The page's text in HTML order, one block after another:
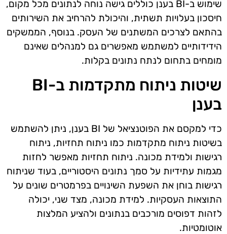
שימוש ב-BI בענן כוללים גישה נוחה לנתונים מכל מקום,
חיסכון בעלויות תשתית, והיכולת להרחיב את השירותים
בהתאם לצרכים המשתנים של העסק. בנוסף, הממשקים
הידידותיים למשתמש מאפשרים גם למנהלים שאינם
מומחים בתחום לנתח נתונים בקלות.
שיטות ניתוח מתקדמות ב-BI
בענן
כדי למקסם את הפוטנציאל של BI בענן, ניתן להשתמש
בשיטות ניתוח מתקדמות כמו ניתוח תחזיות, ניתוח
רגישות ולמידת מכונה. ניתוח תחזיות מאפשר לחזות
מגמות עתידיות על סמך נתונים היסטוריים, בעוד שניתוח
רגישות בוחן את השפעת השינויים בפרמטרים שונים על
התוצאות העסקיות. למידת מכונה, מצד שני, יכולה
לזהות דפוסים מורכבים בנתונים ולהציע המלצות
אוטומטיות.